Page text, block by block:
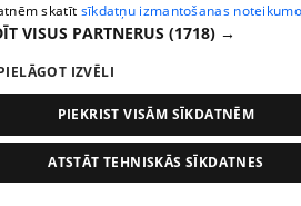
skatīt sīkdatņu izmantošanas
VISUS PARTNERUS (1718) →
IZVĒLI
PIEKRIST VISĀM SĪKDATNĒM
ATSTĀT TEHNISKĀS SĪKDATNES